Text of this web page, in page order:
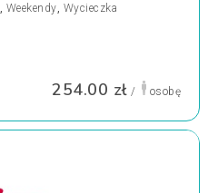
, Weekendy, Wycieczka
254.00 zł / osobę